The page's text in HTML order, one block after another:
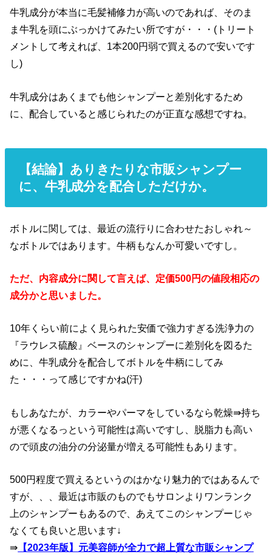
牛乳成分が本当に毛髪補修力が高いのであれば、そのま
ま牛乳を頭にぶっかけてみたい所ですが・・・(トリート
メントして考えれば、1本200円弱で買えるので安いです
し)
牛乳成分はあくまでも他シャンプーと差別化するため
に、配合していると感じられたのが正直な感想ですね。
【結論】ありきたりな市販シャンプー
に、牛乳成分を配合しただけか。
ボトルに関しては、最近の流行りに合わせたおしゃれ～
なボトルではあります。牛柄もなんか可愛いですし。
ただ、内容成分に関して言えば、定価500円の値段相応の
成分かと思いました。
10年くらい前によく見られた安価で強力すぎる洗浄力の
『ラウレス硫酸』ベースのシャンプーに差別化を図るた
めに、牛乳成分を配合してボトルを牛柄にしてみ
た・・・って感じですかね(汗)
もしあなたが、カラーやパーマをしているなら乾燥⇛持ち
が悪くなるっという可能性は高いですし、脱脂力も高い
ので頭皮の油分の分泌量が増える可能性もあります。
500円程度で買えるというのはかなり魅力的ではあるんで
すが、、、最近は市販のものでもサロンよりワンランク
上のシャンプーもあるので、あえてこのシャンプーじゃ
なくても良いと思います↓
⇛ 【2023年版】元美容師が全力で超上質な市販シャンプ